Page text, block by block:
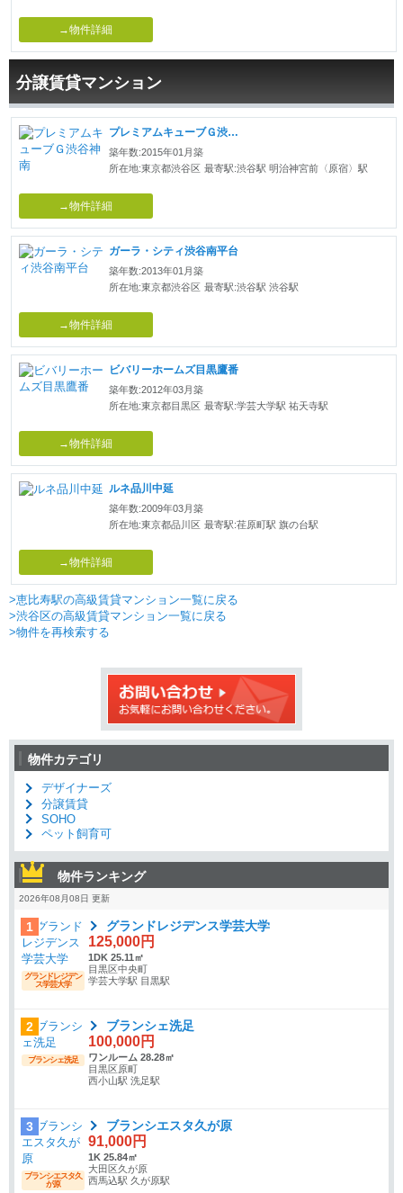
→物件詳細
分譲賃貸マンション
プレミアムキューブＧ渋谷神南
築年数:2015年01月築
所在地:東京都渋谷区 最寄駅:渋谷駅 明治神宮前〈原宿〉駅
→物件詳細
ガーラ・シティ渋谷南平台
築年数:2013年01月築
所在地:東京都渋谷区 最寄駅:渋谷駅 渋谷駅
→物件詳細
ビバリーホームズ目黒鷹番
築年数:2012年03月築
所在地:東京都目黒区 最寄駅:学芸大学駅 祐天寺駅
→物件詳細
ルネ品川中延
築年数:2009年03月築
所在地:東京都品川区 最寄駅:荏原町駅 旗の台駅
→物件詳細
>恵比寿駅の高級賃貸マンション一覧に戻る
>渋谷区の高級賃貸マンション一覧に戻る
>物件を再検索する
物件カテゴリ
デザイナーズ
分譲賃貸
SOHO
ペット飼育可
物件ランキング
2026年08月08日 更新
1
グランドレジデン
ス学芸大学
グランドレジデンス学芸大学
125,000円
1DK 25.11㎡
目黒区中央町
学芸大学駅 目黒駅
2
ブランシェ洗足
ブランシェ洗足
100,000円
ワンルーム 28.28㎡
目黒区原町
西小山駅 洗足駅
3
ブランシエスタ久
が原
ブランシエスタ久が原
91,000円
1K 25.84㎡
大田区久が原
西馬込駅 久が原駅